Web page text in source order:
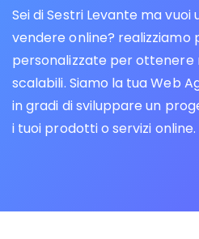
Sei di Sestri Levante ma
vendere online?
personalizzate per ottenere
scalabili. Siamo la tua Web
in gradi di sviluppare un
i tuoi prodotti o servizi online.